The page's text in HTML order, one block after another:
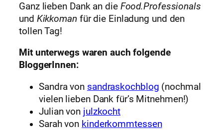
Ganz lieben Dank an die Food.Professionals
und Kikkoman für die Einladung und den
tollen Tag!
Mit unterwegs waren auch folgende
BloggerInnen:
Sandra von sandraskochblog (nochmal
vielen lieben Dank für’s Mitnehmen!)
Julian von julzkocht
Sarah von kinderkommtessen